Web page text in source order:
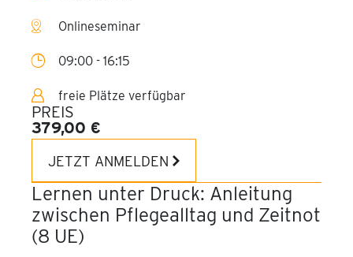
Onlineseminar
09:00 - 16:15
freie Plätze verfügbar
PREIS
379,00 €
JETZT ANMELDEN
Lernen unter Druck: Anleitung
zwischen Pflegealltag und Zeitnot
(8 UE)